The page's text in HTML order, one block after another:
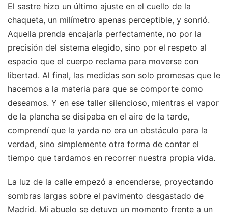
El sastre hizo un último ajuste en el cuello de la
chaqueta, un milímetro apenas perceptible, y sonrió.
Aquella prenda encajaría perfectamente, no por la
precisión del sistema elegido, sino por el respeto al
espacio que el cuerpo reclama para moverse con
libertad. Al final, las medidas son solo promesas que le
hacemos a la materia para que se comporte como
deseamos. Y en ese taller silencioso, mientras el vapor
de la plancha se disipaba en el aire de la tarde,
comprendí que la yarda no era un obstáculo para la
verdad, sino simplemente otra forma de contar el
tiempo que tardamos en recorrer nuestra propia vida.
La luz de la calle empezó a encenderse, proyectando
sombras largas sobre el pavimento desgastado de
Madrid. Mi abuelo se detuvo un momento frente a un